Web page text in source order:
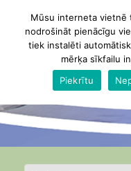
Mūsu interneta vietnē
nodrošināt pienācīgu
tiek instalēti
mērķa sīkfailu
Piekrītu